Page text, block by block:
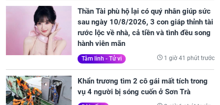
Thần Tài phù hộ lại có quý nhân giúp sức
sau ngày 10/8/2026, 3 con giáp thỉnh tài
rước lộc về nhà, cả tiền và tình đều song
hành viên mãn
Tâm linh - Tử vi 1 giờ 41 phút trước
Khẩn trương tìm 2 cô gái mất tích trong
vụ 4 người bị sóng cuốn ở Sơn Trà